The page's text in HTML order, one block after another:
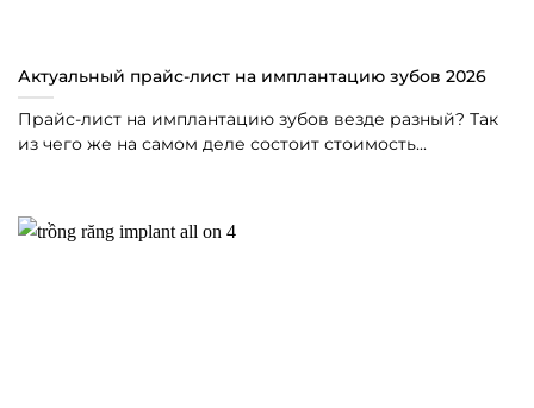
Актуальный прайс-лист на имплантацию зубов 2026
Прайс-лист на имплантацию зубов везде разный? Так
из чего же на самом деле состоит стоимость...